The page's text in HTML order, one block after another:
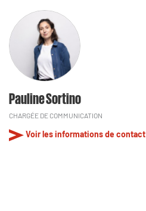
Pauline Sortino
CHARGÉE DE COMMUNICATION
Voir les informations de contact